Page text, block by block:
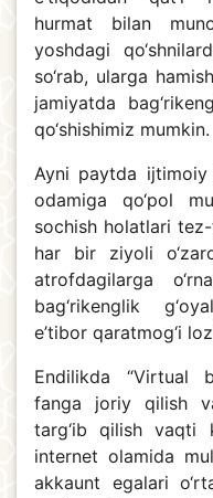
hurmat bilan
yoshdagi
so‘rab, ularga
jamiyatda
qo‘shishimiz mumkin.
Ayni paytda
odamiga qo‘pol
sochish holatlari
har bir ziyoli
atrofdagilarga
bag‘rikenglik
e’tibor qaratmog‘i
Endilikda “Virtual
fanga joriy qilish
targ‘ib qilish vaqti
internet olamida
akkaunt egalari